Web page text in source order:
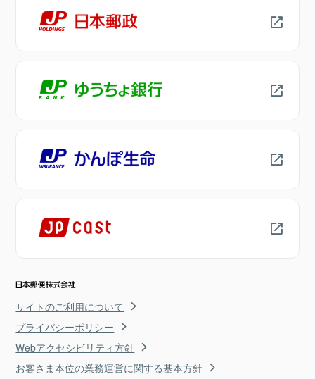
サイトのご利用について
プライバシーポリシー
Webアクセシビリティ方針
お客さま本位の業務運営に関する基本方針